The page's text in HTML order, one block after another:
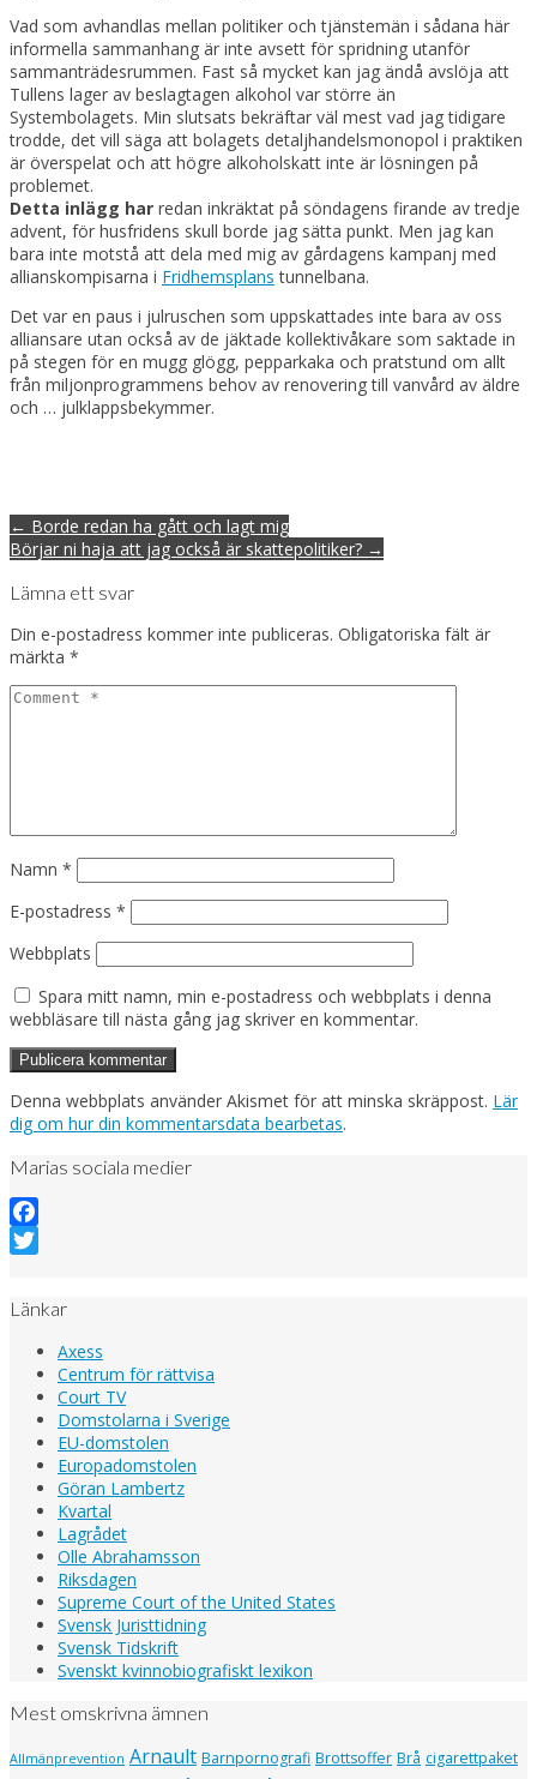
Vad som avhandlas mellan politiker och tjänstemän i sådana här
informella sammanhang är inte avsett för spridning utanför
sammanträdesrummen. Fast så mycket kan jag ändå avslöja att
Tullens lager av beslagtagen alkohol var större än
Systembolagets. Min slutsats bekräftar väl mest vad jag tidigare
trodde, det vill säga att bolagets detaljhandelsmonopol i praktiken
är överspelat och att högre alkoholskatt inte är lösningen på
problemet.
Detta inlägg har redan inkräktat på söndagens firande av tredje
advent, för husfridens skull borde jag sätta punkt. Men jag kan
bara inte motstå att dela med mig av gårdagens kampanj med
allianskompisarna i Fridhemsplans tunnelbana.
Det var en paus i julruschen som uppskattades inte bara av oss
alliansare utan också av de jäktade kollektivåkare som saktade in
på stegen för en mugg glögg, pepparkaka och pratstund om allt
från miljonprogrammens behov av renovering till vanvård av äldre
och … julklappsbekymmer.
Post
navigation
← Borde redan ha gått och lagt mig
Börjar ni haja att jag också är skattepolitiker? →
Lämna ett svar
Din e-postadress kommer inte publiceras. Obligatoriska fält är
märkta *
Namn *
E-postadress *
Webbplats
Spara mitt namn, min e-postadress och webbplats i denna
webbläsare till nästa gång jag skriver en kommentar.
Denna webbplats använder Akismet för att minska skräppost. Lär
dig om hur din kommentarsdata bearbetas.
Marias sociala medier
Facebook
Länkar
Axess
Centrum för rättvisa
Court TV
Domstolarna i Sverige
EU-domstolen
Europadomstolen
Göran Lambertz
Kvartal
Lagrådet
Olle Abrahamsson
Riksdagen
Supreme Court of the United States
Svensk Juristtidning
Svensk Tidskrift
Svenskt kvinnobiografiskt lexikon
Mest omskrivna ämnen
Allmänprevention Arnault Barnpornografi Brottsoffer Brå cigarettpaket